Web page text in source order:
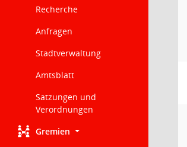
Recherche
Anfragen
Stadtverwaltung
Amtsblatt
Satzungen und
Verordnungen
Gremien